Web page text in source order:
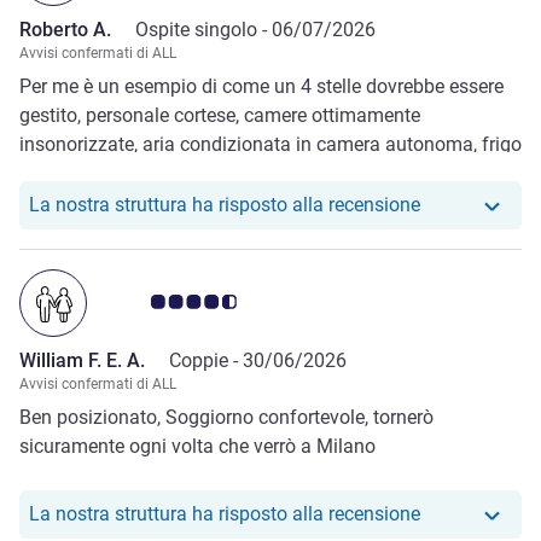
Roberto A. Ospite singolo - 06/07/2026
Avvisi confermati di ALL
Per me è un esempio di come un 4 stelle dovrebbe essere
gestito, personale cortese, camere ottimamente
insonorizzate, aria condizionata in camera autonoma, frigo
per la dimensione dei bagni, sproporzionati rispetto alla
disponibilità.
La nostra struttura ha risposto alla recensioneIl nostro hotel
Giudizio clienti 4.5/5
William F. E. A. Coppie - 30/06/2026
Avvisi confermati di ALL
Ben posizionato, Soggiorno confortevole, tornerò
sicuramente ogni volta che verrò a Milano
La nostra struttura ha risposto alla recensioneIl nostro hotel